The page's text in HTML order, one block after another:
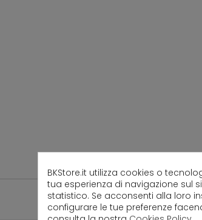
BKStore.it utilizza cookies o
tua esperienza di navigazione sul
statistico. Se acconsenti alla loro
configurare le tue preferenze